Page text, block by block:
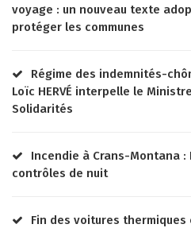
voyage : un nouveau texte
protéger les communes
Régime des indemnités-
Loïc HERVÉ interpelle le
Solidarités
Incendie à Crans-Montana :
contrôles de nuit
Fin des voitures thermiques